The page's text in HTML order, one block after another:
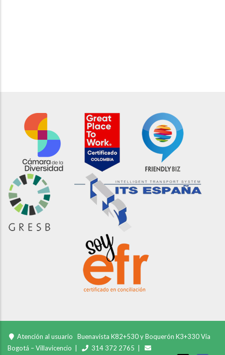
Atención al usuario Buenavista K82+530 y Boquerón K3+330 Vía
Bogotá – Villavicencio |
314 372 2765 |